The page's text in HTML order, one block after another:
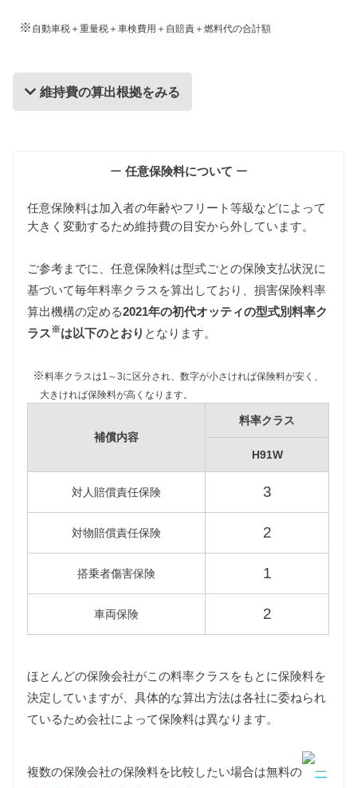
※ 自動車税＋重量税＋車検費用＋自賠責＋燃料代の合計額
維持費の算出根拠をみる
維持費の算出根拠
自動車税
初代オッティは軽自動車ですので660cc以下の課税ク
ラスに該当します。
以上が経過していますので、環境負荷の関係で自動
車税が約80%増額され12,900円となります。
軽自動車の重量税は車両重量の大小にかかわらず同
また初代オッティはすべての年式で新車登録後13年
以上が経過していますので、環境負荷の関係で重量
税が約25%増額され4,100円となります。
車検費用
検費用を30,000円としています。
燃料代
年間10,000km走行、レギュラー1Lあたり130円を前
提条件として、基本情報で説明した想定実燃費をも
とに燃料代を算出しています。
型式 燃料代
ー 任意保険料について ー
任意保険料は加入者の年齢やフリート等級などによって
大きく変動するため維持費の目安から外しています。
ご参考までに、任意保険料は型式ごとの保険支払状況に
基づいて毎年料率クラスを算出しており、損害保険料率
算出機構の定める2021年の初代オッティの型式別料率ク
ラス※は以下のとおり となります。
※料率クラスは1～3に区分され、数字が小さければ保険料が安く、
大きければ保険料が高くなります。
補償内容
料率クラス
H91W
対人賠償責任保険 3
対物賠償責任保険 2
搭乗者傷害保険 1
車両保険 2
ほとんどの保険会社がこの料率クラスをもとに保険料を
決定していますが、具体的な算出方法は各社に委ねられ
ているため会社によって保険料は異なります。
複数の保険会社の保険料を比較したい場合は無料の
一